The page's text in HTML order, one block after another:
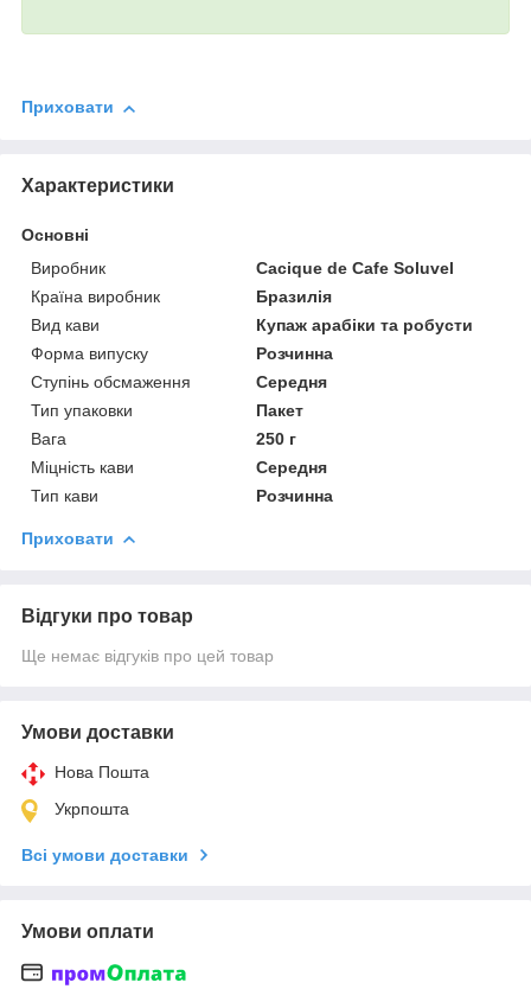
Приховати
Характеристики
Основні
Виробник
Cacique de Cafe Soluvel
Країна виробник
Бразилія
Вид кави
Купаж арабіки та робусти
Форма випуску
Розчинна
Ступінь обсмаження
Середня
Тип упаковки
Пакет
Вага
250 г
Міцність кави
Середня
Тип кави
Розчинна
Приховати
Відгуки про товар
Ще немає відгуків про цей товар
Умови доставки
Нова Пошта
Укрпошта
Всі умови доставки
Умови оплати